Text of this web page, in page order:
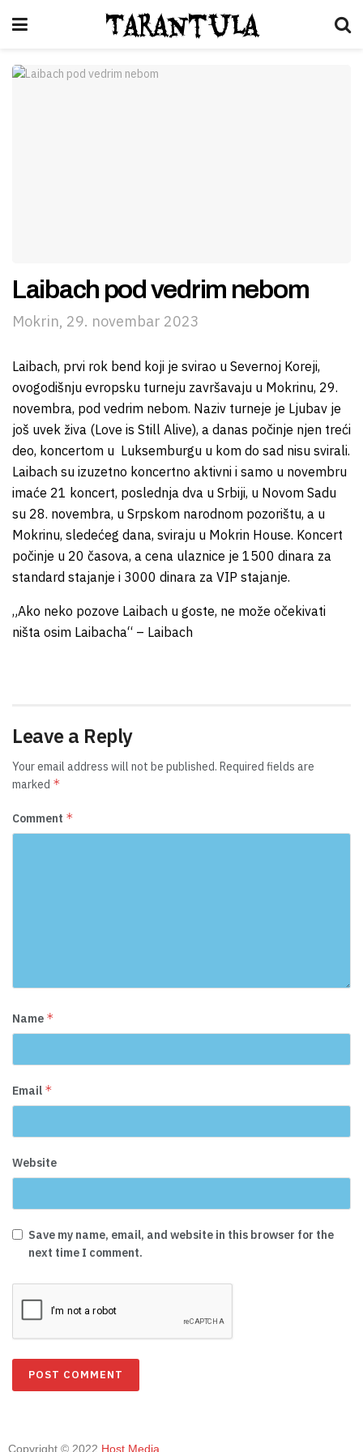
Tarantula
Laibach pod vedrim nebom
Mokrin, 29. novembar 2023
Laibach, prvi rok bend koji je svirao u Severnoj Koreji,
ovogodišnju evropsku turneju završavaju u Mokrinu, 29.
novembra, pod vedrim nebom. Naziv turneje je Ljubav je
još uvek živa (Love is Still Alive), a danas počinje njen treći
deo, koncertom u Luksemburgu u kom do sad nisu svirali.
Laibach su izuzetno koncertno aktivni i samo u novembru
imaće 21 koncert, poslednja dva u Srbiji, u Novom Sadu
su 28. novembra, u Srpskom narodnom pozorištu, a u
Mokrinu, sledećeg dana, sviraju u Mokrin House. Koncert
počinje u 20 časova, a cena ulaznice je 1500 dinara za
standard stajanje i 3000 dinara za VIP stajanje.
„Ako neko pozove Laibach u goste, ne može očekivati
ništa osim Laibacha“ – Laibach
Leave a Reply
Your email address will not be published. Required fields are
marked *
Comment *
Name *
Email *
Website
Save my name, email, and website in this browser for the
next time I comment.
Copyright © 2022 Host Media